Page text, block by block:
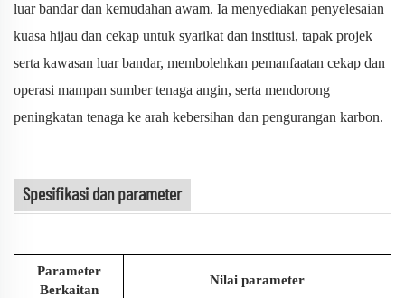
luar bandar dan kemudahan awam. Ia menyediakan penyelesaian
kuasa hijau dan cekap untuk syarikat dan institusi, tapak projek
serta kawasan luar bandar, membolehkan pemanfaatan cekap dan
operasi mampan sumber tenaga angin, serta mendorong
peningkatan tenaga ke arah kebersihan dan pengurangan karbon.
Spesifikasi dan parameter
Parameter
Berkaitan
Nilai parameter